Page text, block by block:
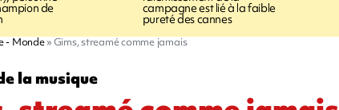
de campagne est lié à la faible
pureté des cannes
- Monde Gims, streamé comme jamais
la musique